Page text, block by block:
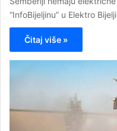
“InfoBijeljinu” u Elektro
Čitaj više »